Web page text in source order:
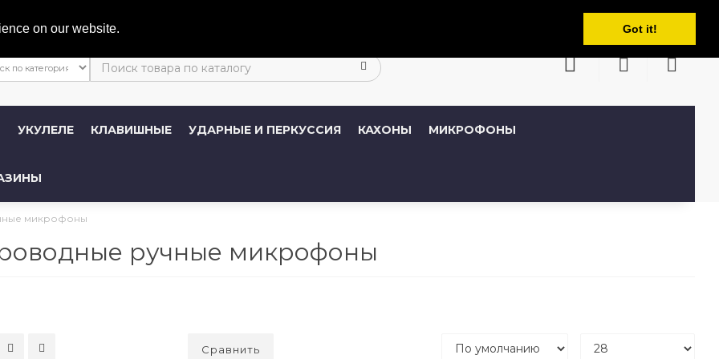
on our website. Got it!
Русский
УКУЛЕЛЕ КЛАВИШНЫЕ УДАРНЫЕ И ПЕРКУССИЯ КАХОНЫ МИКРОФОНЫ
микрофоны
ручные микрофоны
Сравнить